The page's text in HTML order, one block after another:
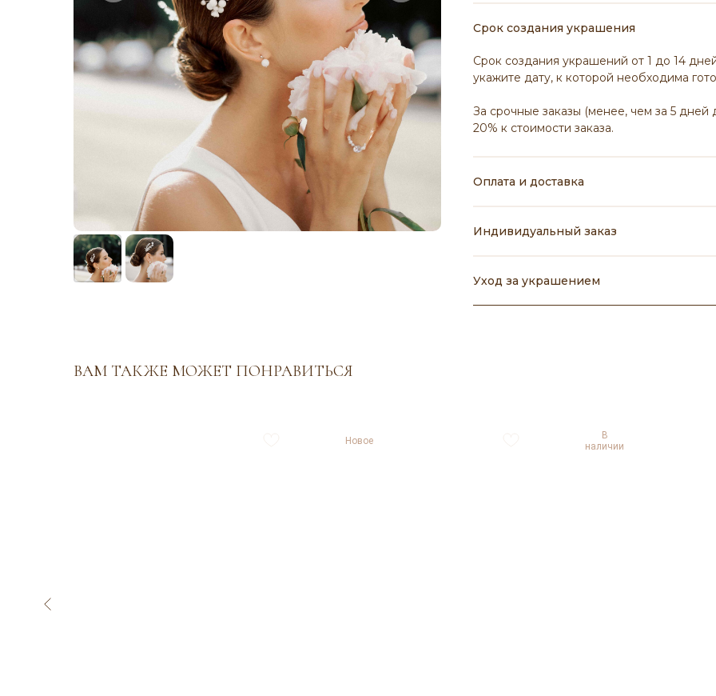
Срок создания украшения
Срок создания украшений от 1 до 14
укажите дату, к которой необходима
За срочные заказы (менее, чем за 5 дней
20% к стоимости заказа.
Оплата и доставка
Индивидуальный заказ
Уход за украшением
ВАМ ТАКЖЕ МОЖЕТ ПОНРАВИТЬСЯ
Новое
В
наличии